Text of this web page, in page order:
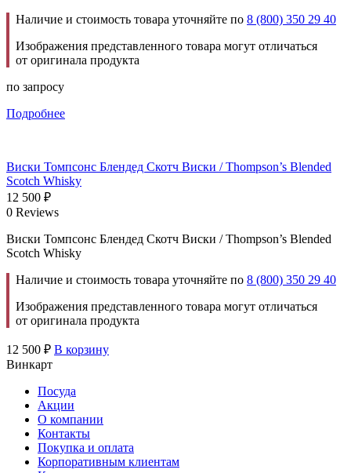
Наличие и стоимость товара уточняйте по 8 (800) 350 29 40
Изображения представленного товара могут отличаться
от оригинала продукта
по запросу
Подробнее
Виски Томпсонс Блендед Скотч Виски / Thompson’s Blended
Scotch Whisky
12 500 ₽
0 Reviews
Виски Томпсонс Блендед Скотч Виски / Thompson’s Blended
Scotch Whisky
Наличие и стоимость товара уточняйте по 8 (800) 350 29 40
Изображения представленного товара могут отличаться
от оригинала продукта
12 500 ₽ В корзину
Винкарт
Посуда
Акции
О компании
Контакты
Покупка и оплата
Корпоративным клиентам